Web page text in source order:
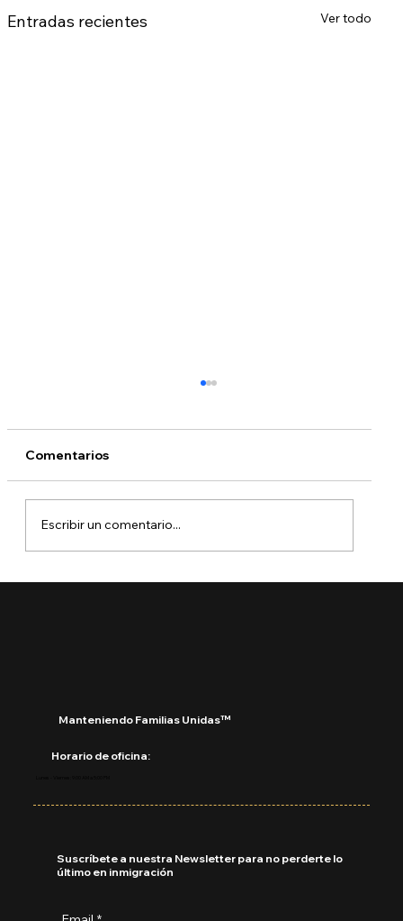
Entradas recientes Ver todo
¿Qué está pasando con DACA?
Comentarios
Escribir un comentario...
Manteniendo Familias Unidas™
Horario de oficina:
Suscríbete a nuestra Newsletter para no perderte lo
último en inmigración